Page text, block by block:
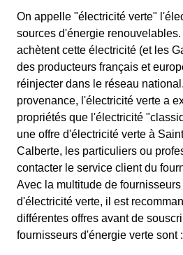
On appelle "électricité verte"
sources d'énergie
achètent cette électricité (et les
des producteurs français et
réinjecter dans le réseau
provenance, l'électricité verte a
propriétés que l'électricité
une offre d'électricité verte à
Calberte, les particuliers ou
contacter le service client du
Avec la multitude de
d'électricité verte, il est
différentes offres avant de
fournisseurs d'énergie verte sont :